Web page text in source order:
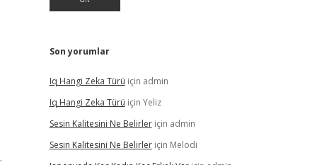
Son yorumlar
Iq Hangi Zeka Türü için admin
Iq Hangi Zeka Türü için Yeliz
Sesin Kalitesini Ne Belirleriçin admin
Sesin Kalitesini Ne Belirleriçin Melodi